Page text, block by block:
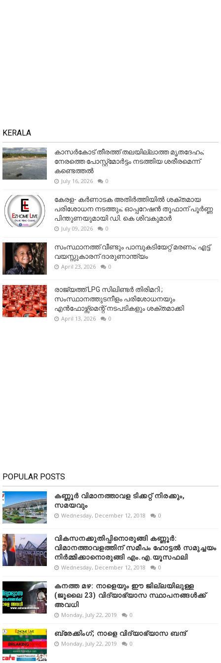
KERALA
കാസർകോട് തീരത്ത് തലയില്ലാത്ത മൃതദേഹം;
നേരത്തെ പോസ്റ്റ്‌മോർട്ടം നടത്തിയ ശരീരമെന്ന്
കണ്ടെത്തൽ
July 16, 2026 0
കേരള- കർണാടക അതിർത്തിയിൽ ശക്തമായ
പരിശോധന നടത്തും; ഓപ്പറേഷൻ തൂഫാന് പൂർണ്ണ
പിന്തുണയുമായി ഡി. കെ ശിവകുമാർ
July 09, 2026 0
സംസ്ഥാനത്ത് വീണ്ടും പാമ്പുകടിയേറ്റ് മരണം; എട്ട്
വയസ്സുകാരന് ദാരുണാന്ത്യം
April 23, 2026 0
രാജ്യത്ത് LPG സിലിണ്ടർ തിരിമറി ;
സംസ്ഥാനത്തുടനീളം പരിശോധനയും
എൻഫോഴ്സ്മെന്റ് നടപടികളും ശക്തമാക്കി
April 13, 2026 0
POPULAR POSTS
കണ്ണൂർ വിമാനത്താവള ടിക്കറ്റ് നിരക്കും,
സമയവും
Wednesday, December 12, 2018 0
വികസനക്കുതിപ്പിനൊരുങ്ങി കണ്ണൂർ:
വിമാനത്താവളത്തിന് സമീപം ഹോട്ടൽ സമുച്ചയം
നിർമ്മിക്കാനൊരുങ്ങി എം.എ.യൂസഫലി
Wednesday, December 12, 2018 0
കനത്ത മഴ: നാളെയും ഈ ജില്ലയിലുള്ള
(ജൂലൈ 23) വിദ്യാഭ്യാസ സ്ഥാപനങ്ങൾക്ക്
അവധി
Monday, July 22, 2019 0
ബ്രേക്കിംഗ്; നാളെ വിദ്യാഭ്യാസ ബന്ദ്
Monday, July 22, 2019 0